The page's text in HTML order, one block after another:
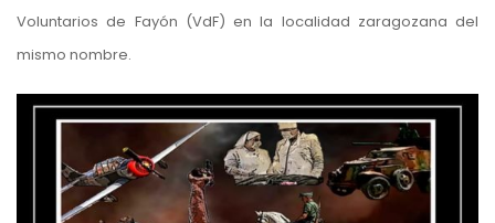
Voluntarios de Fayón (VdF) en la localidad zaragozana del
mismo nombre.